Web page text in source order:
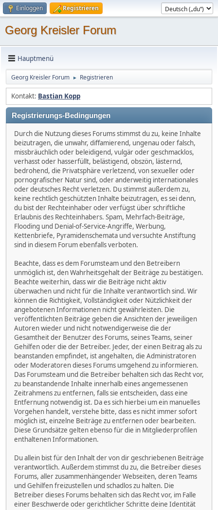
Einloggen Registrieren
Georg Kreisler Forum
Hauptmenü
Georg Kreisler Forum ► Registrieren
Kontakt: Bastian Kopp
Registrierungs-Bedingungen
Durch die Nutzung dieses Forums stimmst du zu, keine Inhalte
beizutragen, die unwahr, diffamierend, ungenau oder falsch,
missbräuchlich oder beleidigend, vulgär oder geschmacklos,
verhasst oder hasserfüllt, belästigend, obszön, lästernd,
bedrohend, die Privatsphäre verletzend, von sexueller oder
pornografischer Natur sind, oder anderweitig internationales
oder deutsches Recht verletzen. Du stimmst außerdem zu,
keine rechtlich geschützten Inhalte beizutragen, es sei denn,
du bist der Rechteinhaber oder verfügst über schriftliche
Erlaubnis des Rechteinhabers. Spam, Mehrfach-Beiträge,
Flooding und Denial-of-Service-Angriffe, Werbung,
Kettenbriefe, Pyramidenschemata und versuchte Anstiftung
sind in diesem Forum ebenfalls verboten.
Beachte, dass es dem Forumsteam und den Betreibern
unmöglich ist, den Wahrheitsgehalt der Beiträge zu bestätigen.
Beachte weiterhin, dass wir die Beiträge nicht aktiv
überwachen und nicht für die Inhalte verantwortlich sind. Wir
können die Richtigkeit, Vollständigkeit oder Nützlichkeit der
angebotenen Informationen nicht gewährleisten. Die
veröffentlichten Beiträge geben die Ansichten der jeweiligen
Autoren wieder und nicht notwendigerweise die der
Gesamtheit der Benutzer des Forums, seines Teams, seiner
Gehilfen oder die der Betreiber. Jeder, der einen Beitrag als zu
beanstanden empfindet, ist angehalten, die Administratoren
oder Moderatoren dieses Forums umgehend zu informieren.
Das Forumsteam und die Betreiber behalten sich das Recht vor,
zu beanstandende Inhalte innerhalb eines angemessenen
Zeitrahmens zu entfernen, falls sie entscheiden, dass eine
Entfernung notwendig ist. Da es sich hierbei um ein manuelles
Vorgehen handelt, verstehe bitte, dass es nicht immer sofort
möglich ist, einzelne Beiträge zu entfernen oder bearbeiten.
Diese Grundsätze gelten ebenso für die in Mitgliederprofilen
enthaltenen Informationen.
Du allein bist für den Inhalt der von dir geschriebenen Beiträge
verantwortlich. Außerdem stimmst du zu, die Betreiber dieses
Forums, aller zusammenhängender Webseiten, deren Teams
und Gehilfen freizustellen und schadlos zu halten. Die
Betreiber dieses Forums behalten sich das Recht vor, im Falle
einer Beschwerde oder gerichtlicher Schritte deine Identität